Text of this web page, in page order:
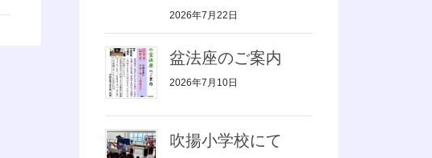
2026年7月22日
盆法座のご案内
2026年7月10日
吹揚小学校にて